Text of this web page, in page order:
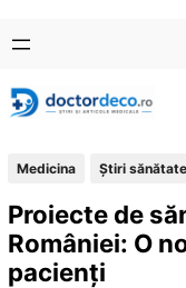
conținut
content
Medicina Ştiri sănătate
Proiecte de
României: O
pacienți